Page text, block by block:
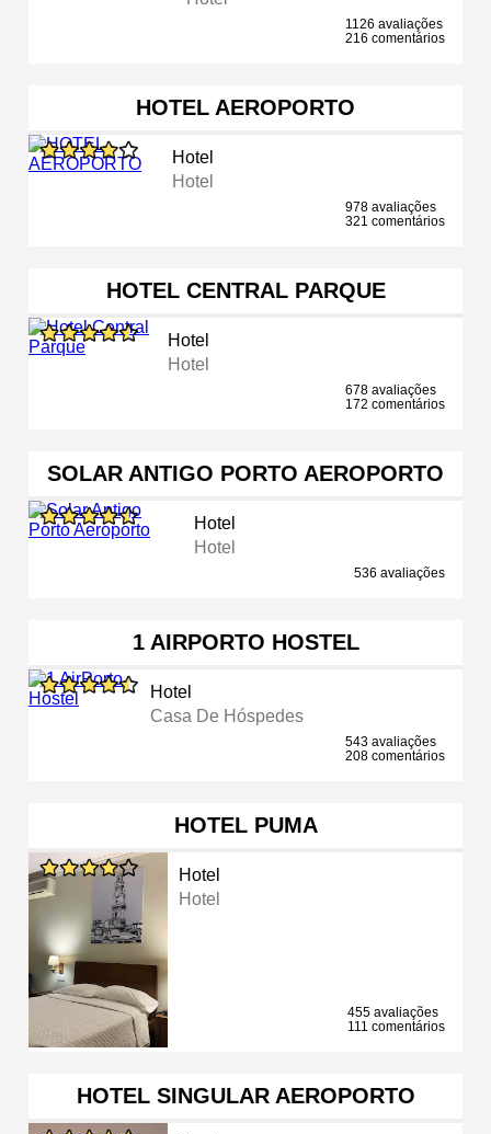
1126 avaliações
216 comentários
HOTEL AEROPORTO
Hotel
Hotel
978 avaliações
321 comentários
HOTEL CENTRAL PARQUE
Hotel
Hotel
678 avaliações
172 comentários
SOLAR ANTIGO PORTO AEROPORTO
Hotel
Hotel
536 avaliações
1 AIRPORTO HOSTEL
Hotel
Casa De Hóspedes
543 avaliações
208 comentários
HOTEL PUMA
Hotel
Hotel
455 avaliações
111 comentários
HOTEL SINGULAR AEROPORTO